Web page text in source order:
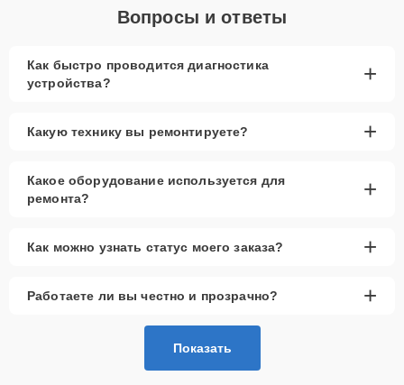
Вопросы и ответы
Как быстро проводится диагностика
устройства?
+
Какую технику вы ремонтируете? +
Какое оборудование используется для
ремонта?
+
Как можно узнать статус моего заказа? +
Работаете ли вы честно и прозрачно? +
Показать